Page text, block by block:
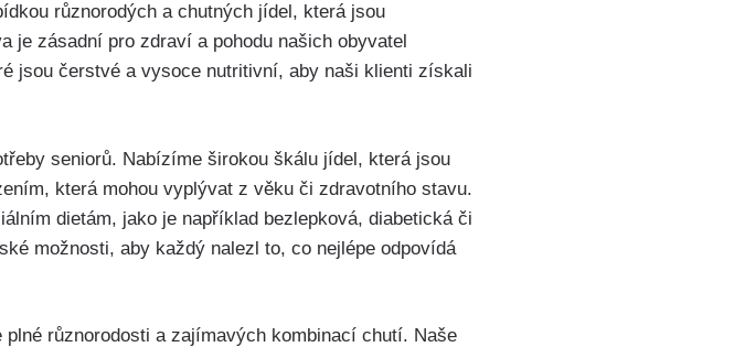
různorodých a chutných jídel, která jsou
je zásadní pro zdraví a pohodu našich obyvatel
jsou čerstvé a vysoce nutritivní, aby naši klienti získali
seniorů. Nabízíme širokou škálu jídel, která jsou
která mohou vyplývat z věku či zdravotního stavu.
dietám, jako je například bezlepková, diabetická či
možnosti, aby každý nalezl to, co nejlépe odpovídá
různorodosti a zajímavých kombinací chutí. Naše